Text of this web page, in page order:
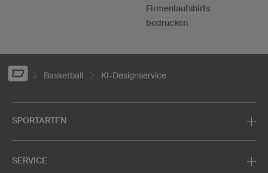
Firmenlaufshirts
bedrucken
Basketball KI-Designservice
SPORTARTEN
SERVICE